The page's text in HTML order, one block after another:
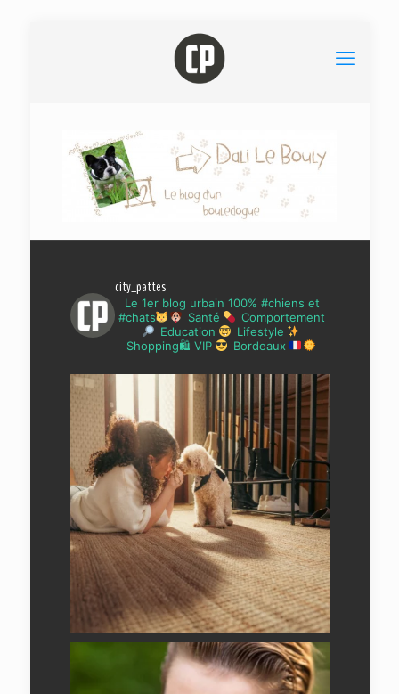
city_pattes
Le 1er blog urbain 100% #chiens et
#chats
Santé
Comportement
Education
Lifestyle
Shopping🛍 VIP
Bordeaux